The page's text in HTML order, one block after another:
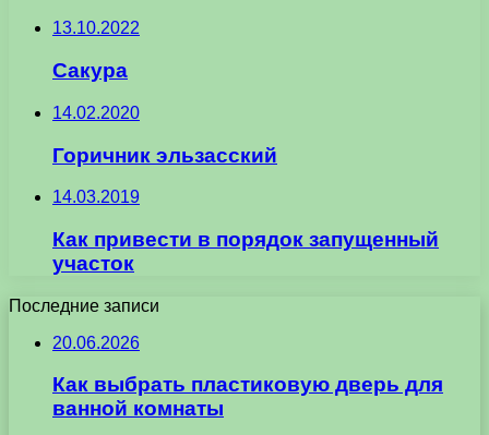
13.10.2022
Сакура
14.02.2020
Горичник эльзасский
14.03.2019
Как привести в порядок запущенный
участок
Последние записи
20.06.2026
Как выбрать пластиковую дверь для
ванной комнаты